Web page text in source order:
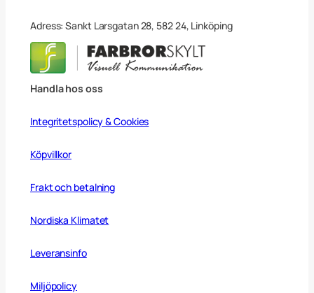
Adress: Sankt Larsgatan 28, 582 24, Linköping
Handla hos oss
Integritetspolicy & Cookies
Köpvillkor
Frakt och betalning
Nordiska Klimatet
Leveransinfo
Miljöpolicy